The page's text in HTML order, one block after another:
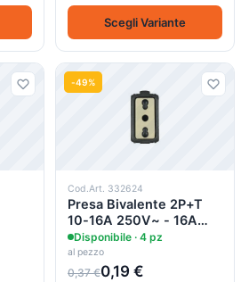
Scegli Variante
-49%
Cod.Art. 332624
Presa Bivalente 2P+T
10-16A 250V~ - 16A
frutto Avorio Univel
Disponibile · 4 pz
al pezzo
0,37 €0,19 €